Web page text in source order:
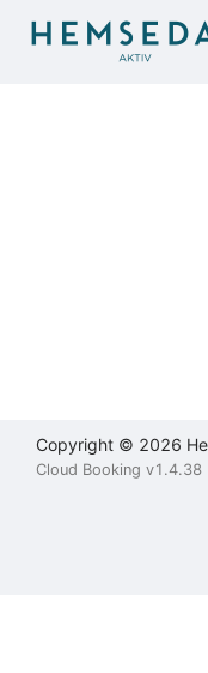
Copyright © 2026
Cloud Booking v1.4.38
Brukeravtale
Kontakt